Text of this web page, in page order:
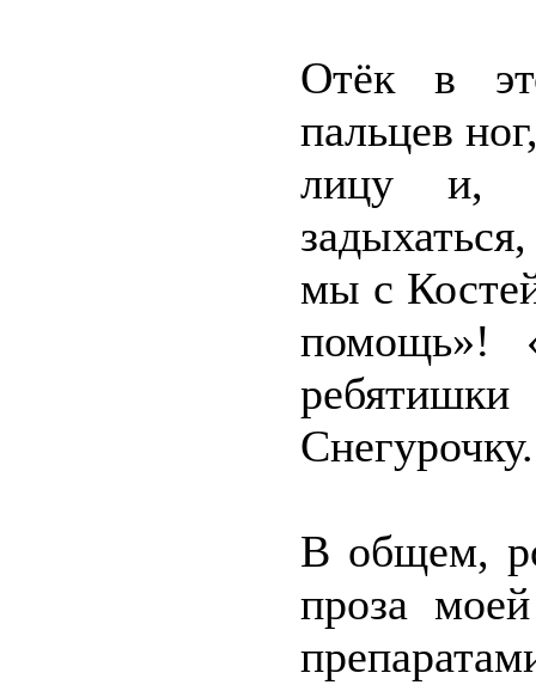
Отёк в
пальцев
лицу и,
мы с
помощь»!
Снегурочку.
В общем,
проза